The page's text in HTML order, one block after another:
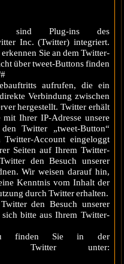
sind Plug-ins des
Inc. (Twitter) integriert.
Sie an dem Twitter-
über tweet-Buttons finden
aufrufen, die ein
Verbindung zwischen
hergestellt. Twitter erhält
Ihrer IP-Adresse unsere
Twitter „tweet-Button“
Account eingeloggt
Seiten auf Ihrem Twitter-
den Besuch unserer
Wir weisen darauf hin,
Kenntnis vom Inhalt der
durch Twitter erhalten.
den Besuch unserer
bitte aus Ihrem Twitter-
finden Sie in der
von Twitter unter: